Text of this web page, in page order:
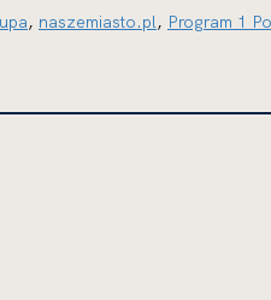
, naszemiasto.pl, Program 1